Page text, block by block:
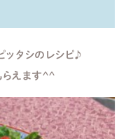
ッタシのレシピ♪
らえます^^